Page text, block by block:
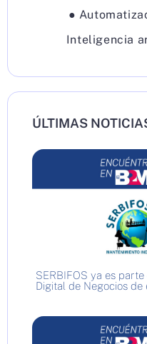
●
Inteligencia
ÚLTIMAS
SERBIFOS ya es
Digital de Negocios de